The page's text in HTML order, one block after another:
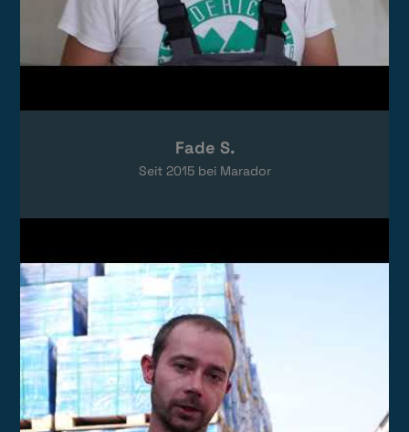
Das Video wird von YouTube eingebettet.
Es gelten die
Datenschutzerklärungen
Fade S.
Seit 2015bei Marador